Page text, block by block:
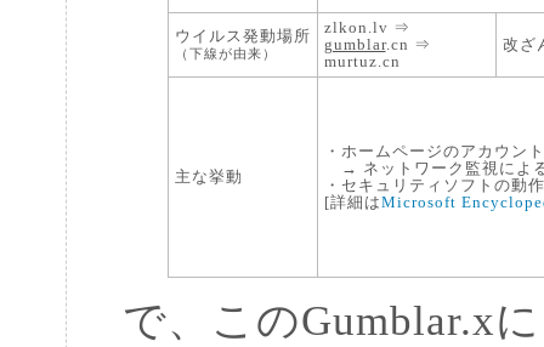
ウイルス発動場所
（下線が由来）
zlkon.lv ⇒
gumblar.cn ⇒
murtuz.cn
改ざ
主な挙動
・ホームページのアカウン
→ ネットワーク監視によ
・セキュリティソフトの動
[詳細はMicrosoft
で、このGumblar.x